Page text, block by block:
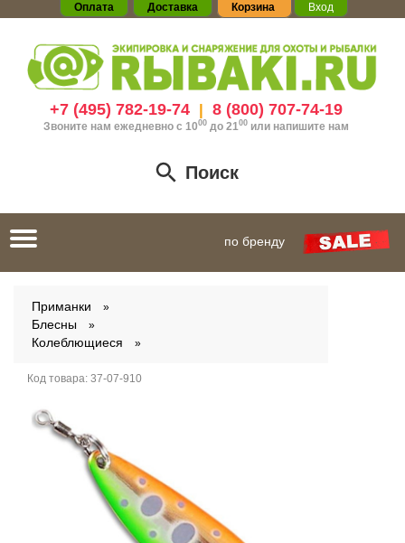
Оплата Доставка Корзина Вход
+7 (495) 782-19-74| 8 (800) 707-74-19
Звоните нам ежедневно с 1000до 21 00 или напишите нам
Поиск
Toggle
navigation
по бренду
Приманки
Блесны
Колеблющиеся
Код товара: 37-07-910